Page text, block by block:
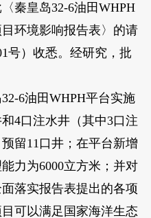
皇岛32-6油田WHPH
环境影响报告表〉的请
号）收悉。经研究，批
6油田WHPH平台实施
4口注水井（其中3口注
留11口井；在平台新增
力为6000立方米；并对
落实报告表提出的各项
可以满足国家海洋生态